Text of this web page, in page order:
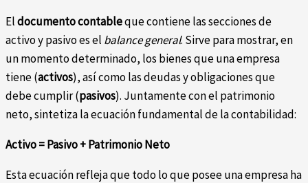
Eldocumento contableque contiene las secciones de
activo y pasivo es el balance general. Sirve para mostrar, en
un momento determinado, los bienes que una empresa
tiene (activos), así como las deudas y obligaciones que
debe cumplir (pasivos). Juntamente con el patrimonio
neto, sintetiza la ecuación fundamental de la contabilidad:
Activo = Pasivo + Patrimonio Neto
Esta ecuación refleja que todo lo que posee una empresa ha